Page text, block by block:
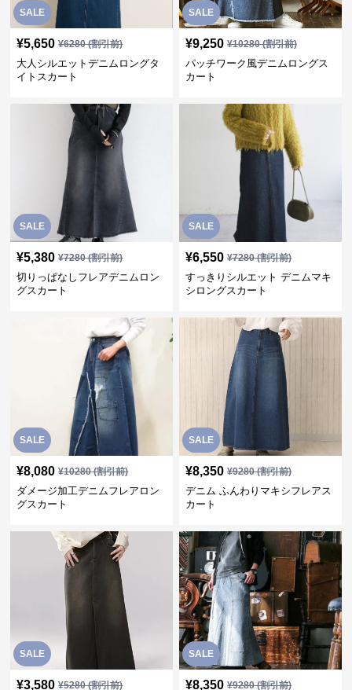
SALE
¥5,650 ¥6280(割引前)
大人シルエットデニムロングタ
イトスカート
SALE
¥9,250 ¥10280(割引前)
パッチワーク風デニムロングス
カート
SALE
¥5,380 ¥7280(割引前)
切りっぱなしフレアデニムロン
グスカート
SALE
¥6,550 ¥7280(割引前)
すっきりシルエット デニムマキ
シロングスカート
SALE
¥8,080 ¥10280(割引前)
ダメージ加工デニムフレアロン
グスカート
SALE
¥8,350 ¥9280(割引前)
デニム ふんわりマキシフレアス
カート
SALE
¥3,580 ¥5280(割引前)
SALE
¥8,350 ¥9280(割引前)